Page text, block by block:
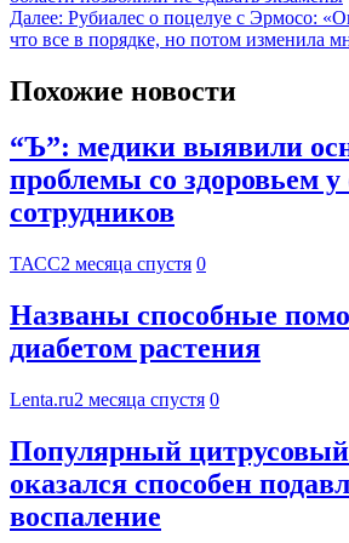
Далее: Рубиалес о поцелуе с Эрмосо:
что все в порядке, но потом изменила
Похожие новости
“Ъ”: медики выявили
проблемы со здоровьем
сотрудников
ТАСС2 месяца спустя 0
Названы способные
диабетом растения
Lenta.ru2 месяца спустя 0
Популярный
оказался способен
воспаление